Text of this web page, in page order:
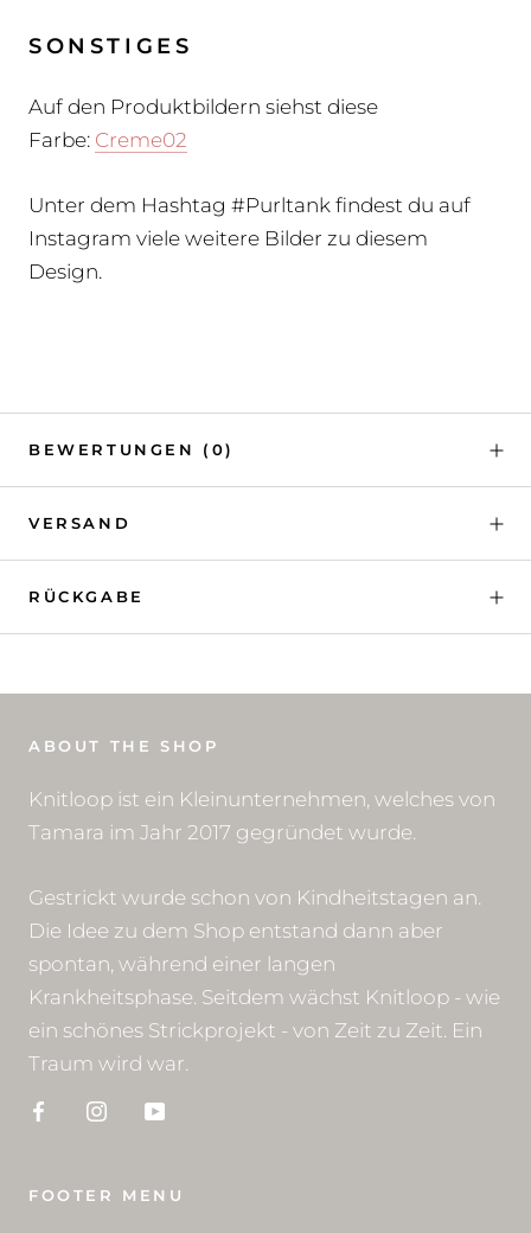
SONSTIGES
Auf den Produktbildern siehst diese
Farbe: Creme02
Unter dem Hashtag #Purltank findest du auf
Instagram viele weitere Bilder zu diesem
Design.
BEWERTUNGEN (0)
VERSAND
RÜCKGABE
ABOUT THE SHOP
Knitloop ist ein Kleinunternehmen, welches von
Tamara im Jahr 2017 gegründet wurde.
Gestrickt wurde schon von Kindheitstagen an.
Die Idee zu dem Shop entstand dann aber
spontan, während einer langen
Krankheitsphase. Seitdem wächst Knitloop - wie
ein schönes Strickprojekt - von Zeit zu Zeit. Ein
Traum wird war.
FOOTER MENU